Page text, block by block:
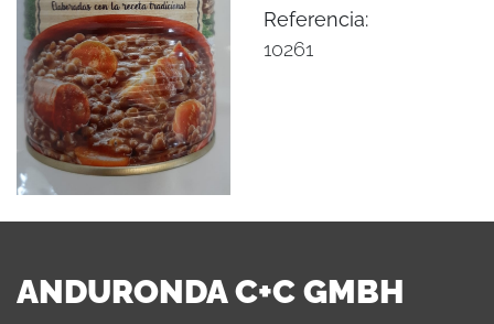
Referencia:
10261
ANDURONDA C+C GMBH